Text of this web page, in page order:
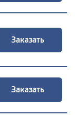
Заказать
Заказать